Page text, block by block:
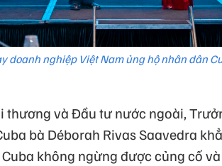
doanh nghiệp Việt Nam ủng hộ nhân dân
thương và Đầu tư nước ngoài,
bà Déborah Rivas Saavedra
không ngừng được củng cố